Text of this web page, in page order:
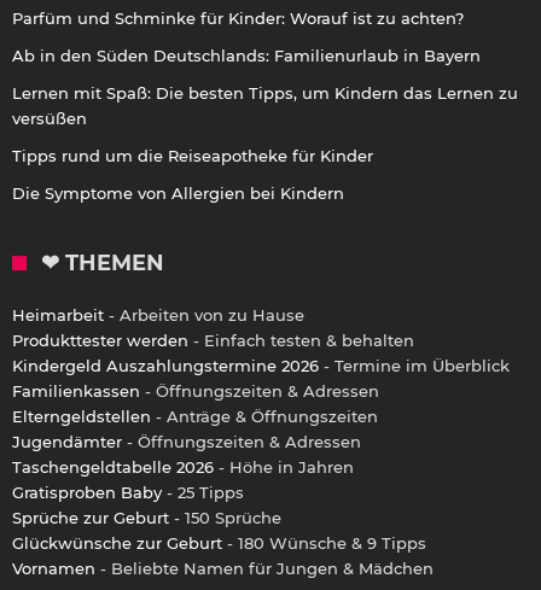
Parfüm und Schminke für Kinder: Worauf ist zu achten?
Ab in den Süden Deutschlands: Familienurlaub in Bayern
Lernen mit Spaß: Die besten Tipps, um Kindern das Lernen zu
versüßen
Tipps rund um die Reiseapotheke für Kinder
Die Symptome von Allergien bei Kindern
❤ THEMEN
Heimarbeit - Arbeiten von zu Hause
Produkttester werden - Einfach testen & behalten
Kindergeld Auszahlungstermine 2026 - Termine im Überblick
Familienkassen - Öffnungszeiten & Adressen
Elterngeldstellen - Anträge & Öffnungszeiten
Jugendämter - Öffnungszeiten & Adressen
Taschengeldtabelle 2026 - Höhe in Jahren
Gratisproben Baby - 25 Tipps
Sprüche zur Geburt - 150 Sprüche
Glückwünsche zur Geburt - 180 Wünsche & 9 Tipps
Vornamen - Beliebte Namen für Jungen & Mädchen